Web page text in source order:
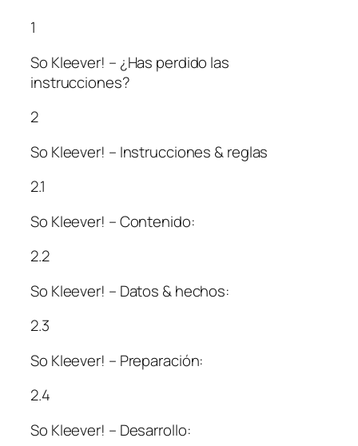
1
So Kleever! – ¿Has perdido las
instrucciones?
2
So Kleever! – Instrucciones & reglas
2.1
So Kleever! – Contenido:
2.2
So Kleever! – Datos & hechos:
2.3
So Kleever! – Preparación:
2.4
So Kleever! – Desarrollo: